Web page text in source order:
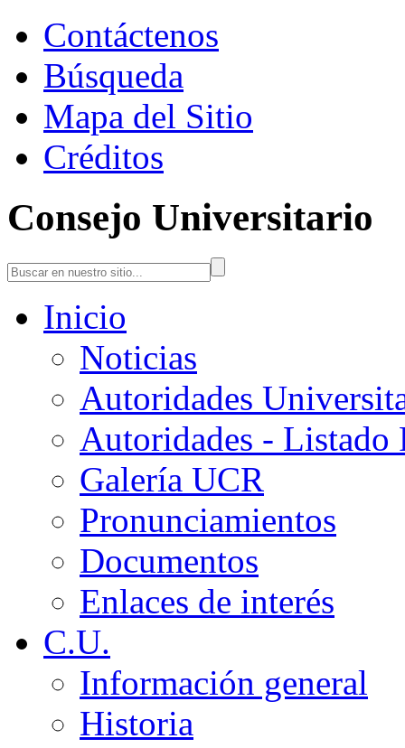
Contáctenos
Búsqueda
Mapa del Sitio
Créditos
Consejo Universitario
Inicio
Noticias
Autoridades
Autoridades - Listado
Galería UCR
Pronunciamientos
Documentos
Enlaces de interés
C.U.
Información general
Historia